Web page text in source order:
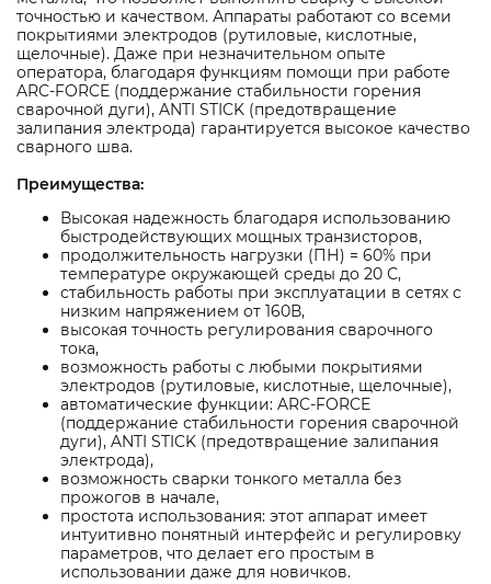
точностью и качеством. Аппараты работают со всеми
покрытиями электродов (рутиловые, кислотные,
щелочные). Даже при незначительном опыте
оператора, благодаря функциям помощи при работе
ARC-FORCE (поддержание стабильности горения
сварочной дуги), ANTI STICK (предотвращение
залипания электрода) гарантируется высокое качество
сварного шва.
Преимущества:
Высокая надежность благодаря использованию
быстродействующих мощных транзисторов,
продолжительность нагрузки (ПН) = 60% при
температуре окружающей среды до 20 С,
стабильность работы при эксплуатации в сетях с
низким напряжением от 160В,
высокая точность регулирования сварочного
тока,
возможность работы с любыми покрытиями
электродов (рутиловые, кислотные, щелочные),
автоматические функции: ARC-FORCE
(поддержание стабильности горения сварочной
дуги), ANTI STICK (предотвращение залипания
электрода),
возможность сварки тонкого металла без
прожогов в начале,
простота использования: этот аппарат имеет
интуитивно понятный интерфейс и регулировку
параметров, что делает его простым в
использовании даже для новичков.